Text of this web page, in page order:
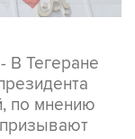
В Тегеране
по мнению
призывают